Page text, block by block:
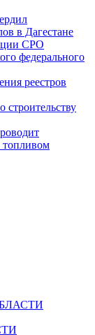
в Дагестане
СРО
федерального
реестров
строительству
топливом